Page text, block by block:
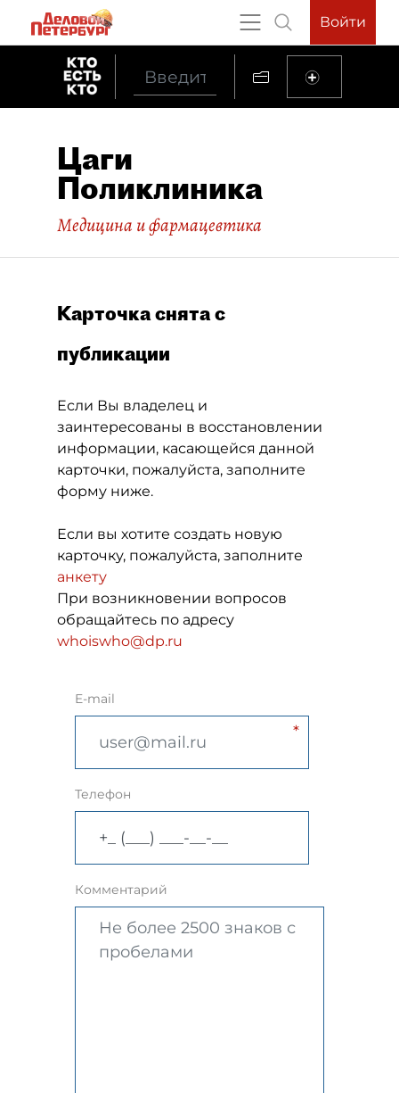
Войти
Цаги
Поликлиника
Медицина и фармацевтика
Карточка снята с
публикации
Если Вы владелец и
заинтересованы в восстановлении
информации, касающейся данной
карточки, пожалуйста, заполните
форму ниже.
Если вы хотите создать новую
карточку, пожалуйста, заполните
анкету
При возникновении вопросов
обращайтесь по адресу
whoiswho@dp.ru
E-mail
Телефон
Комментарий